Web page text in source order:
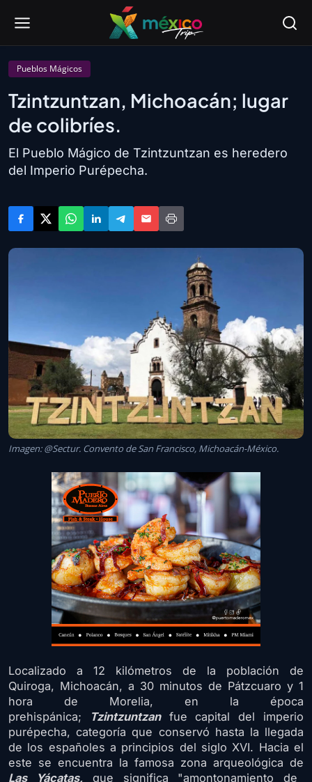
Pueblos Mágicos
Tzintzuntzan, Michoacán; lugar
de colibríes.
El Pueblo Mágico de Tzintzuntzan es heredero
del Imperio Purépecha.
Imagen: @Sectur. Convento de San Francisco, Michoacán-México.
Localizado a 12 kilómetros de la población de
Quiroga, Michoacán, a 30 minutos de Pátzcuaro y 1
hora de Morelia, en la época
prehispánica;
Tzintzuntzanfue capital del imperio
purépecha, categoría que conservó hasta la llegada
de los españoles a principios del siglo XVI. Hacia el
este se encuentra la famosa zona arqueológica de
Las
Yácatas,que significa "amontonamiento de